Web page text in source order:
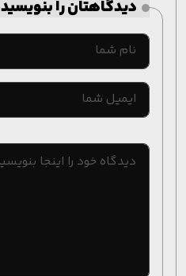
دیدگاهتان را بنویسید